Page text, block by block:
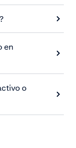
en
o